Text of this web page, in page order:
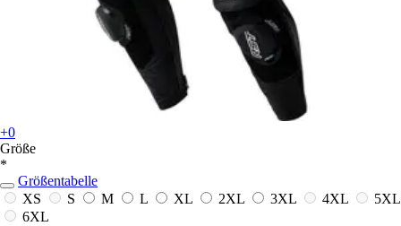
+0
Größe
*
Größentabelle
XS
S M L XL 2XL 3XL 4XL
5XL
6XL